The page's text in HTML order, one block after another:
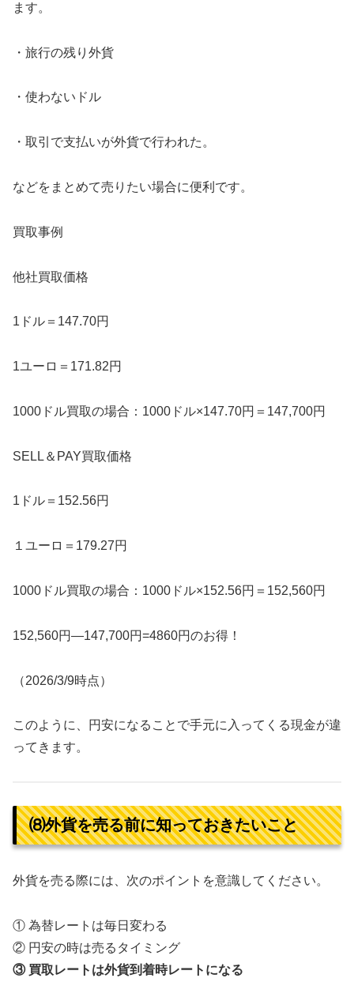
ます。
・旅行の残り外貨
・使わないドル
・取引で支払いが外貨で行われた。
などをまとめて売りたい場合に便利です。
買取事例
他社買取価格
1ドル＝147.70円
1ユーロ＝171.82円
1000ドル買取の場合：1000ドル×147.70円＝147,700円
SELL＆PAY買取価格
1ドル＝152.56円
１ユーロ＝179.27円
1000ドル買取の場合：1000ドル×152.56円＝152,560円
152,560円―147,700円=4860円のお得！
（2026/3/9時点）
このように、円安になることで手元に入ってくる現金が違
ってきます。
⑻外貨を売る前に知っておきたいこと
外貨を売る際には、次のポイントを意識してください。
① 為替レートは毎日変わる
② 円安の時は売るタイミング
③ 買取レートは外貨到着時レートになる